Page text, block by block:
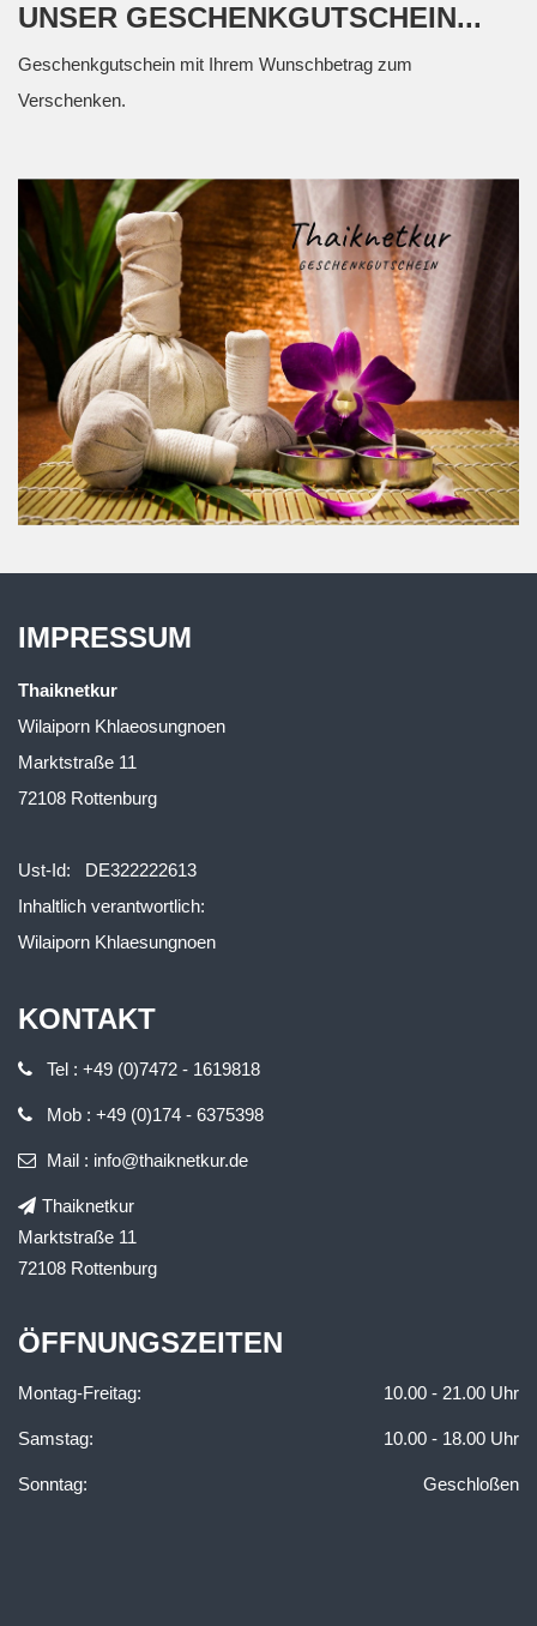
UNSER GESCHENKGUTSCHEIN...
Geschenkgutschein mit Ihrem Wunschbetrag zum
Verschenken.
IMPRESSUM
Thaiknetkur
Wilaiporn Khlaeosungnoen
Marktstraße 11
72108 Rottenburg
Ust-Id: DE322222613
Inhaltlich verantwortlich:
Wilaiporn Khlaesungnoen
KONTAKT
Tel : +49 (0)7472 - 1619818
Mob : +49 (0)174 - 6375398
Mail : info@thaiknetkur.de
Thaiknetkur
Marktstraße 11
72108 Rottenburg
ÖFFNUNGSZEITEN
Montag-Freitag: 10.00 - 21.00 Uhr
Samstag: 10.00 - 18.00 Uhr
Sonntag: Geschloßen